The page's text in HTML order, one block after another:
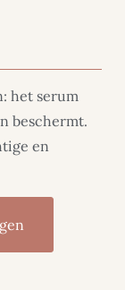
het serum
beschermt.
en